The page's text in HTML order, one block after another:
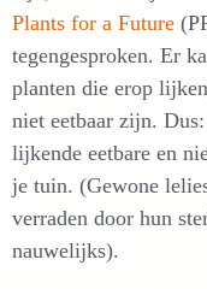
Plants for a Future
tegengesproken. Er
planten die erop
niet eetbaar zijn.
lijkende eetbare en
je tuin. (Gewone
verraden door hun
nauwelijks).